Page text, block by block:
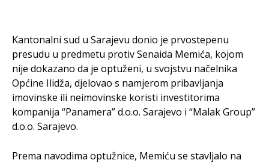
Kantonalni sud u Sarajevu donio je prvostepenu
presudu u predmetu protiv Senaida Memića, kojom
nije dokazano da je optuženi, u svojstvu načelnika
Općine Ilidža, djelovao s namjerom pribavljanja
imovinske ili neimovinske koristi investitorima
kompanija “Panamera” d.o.o. Sarajevo i “Malak Group”
d.o.o. Sarajevo.
Prema navodima optužnice, Memiću se stavljalo na